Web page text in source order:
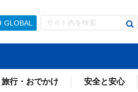
GLOBAL
旅行・おでかけ 安全と安心
検
る